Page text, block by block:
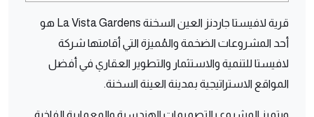
قرية لافيستا جاردنز العين السخنة La Vista Gardens هو
أحد المشروعات الضخمة والمُميزة التي أقامتها شركة
لافيستا للتنمية والاستثمار والتطوير العقاري في أفضل
المواقع الاستراتيجية بمدينة العينة السخنة.